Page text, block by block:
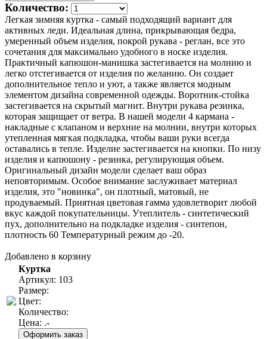
Количество:
Легкая зимняя куртка - самый подходящий вариант для
активных леди. Идеальная длина, прикрывающая бедра,
умеренный объем изделия, покрой рукава - реглан, все это
сочетания для максимально удобного в носке изделия.
Практичный капюшон-манишка застегивается на молнию и
легко отстегивается от изделия по желанию. Он создает
дополнительное тепло и уют, а также является модным
элементом дизайна современной одежды. Воротник-стойка
застегивается на скрытый магнит. Внутри рукава резинка,
которая защищает от ветра. В нашей модели 4 кармана -
накладные с клапаном и верхние на молнии, внутри которых
утепленная мягкая подкладка, чтобы ваши руки всегда
оставались в тепле. Изделие застегивается на кнопки. По низу
изделия и капюшону - резинка, регулирующая объем.
Оригинальный дизайн модели сделает ваш образ
неповторимым. Особое внимание заслуживает материал
изделия, это "новинка", он плотный, матовый, не
продуваемый. Приятная цветовая гамма удовлетворит любой
вкус каждой покупательницы. Утеплитель - синтетический
пух, дополнительно на подкладке изделия - синтепон,
плотность 60 Температурный режим до -20.
Добавлено в корзину
Куртка
Артикул: 103
Размер:
Цвет:
Количество:
Цена: .-